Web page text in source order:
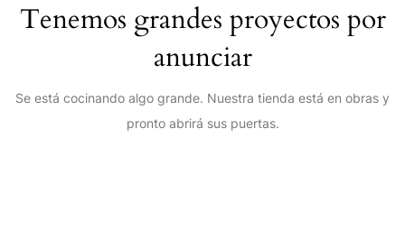
Tenemos grandes proyectos por
anunciar
Se está cocinando algo grande. Nuestra tienda está en obras y
pronto abrirá sus puertas.